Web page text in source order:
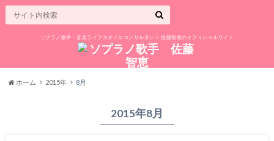
ソプラノ歌手・音楽ライフスタイルコンサルタント 佐藤智恵のオフィシャルサイト
ホーム 2015年 8月
2015年8月